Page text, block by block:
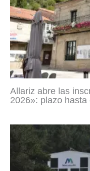
Allariz abre las
2026»: plazo